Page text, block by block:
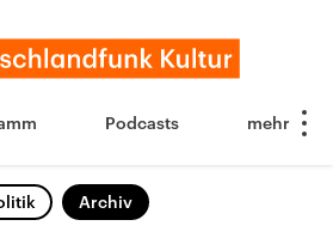
Podcasts
Archiv